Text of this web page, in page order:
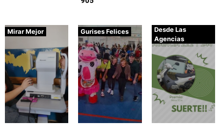
Mirar Mejor Gurises Felices
Desde Las
Agencias